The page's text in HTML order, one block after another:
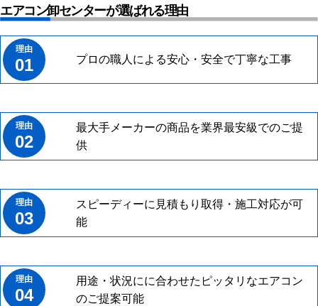
エアコン卸センターが選ばれる理由
01 プロの職人による安心・安全で丁寧な工事
02
最大手メーカーの商品を業界最安級でのご提
供
03
スピーディーに見積もり取得・施工対応が可
能
04
用途・状況にに合わせたピッタリなエアコン
のご提案可能